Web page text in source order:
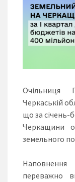
Очільниця
Черкаській
що за січень-
Черкащини
земельного
Наповнення
переважно